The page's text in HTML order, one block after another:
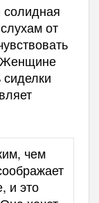
от
Женщине
чем
и это